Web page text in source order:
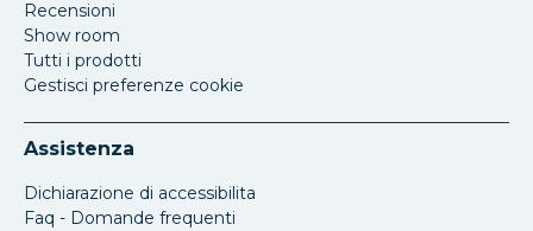
Recensioni
Show room
Tutti i prodotti
Gestisci preferenze cookie
Assistenza
Dichiarazione di accessibilita
Faq - Domande frequenti